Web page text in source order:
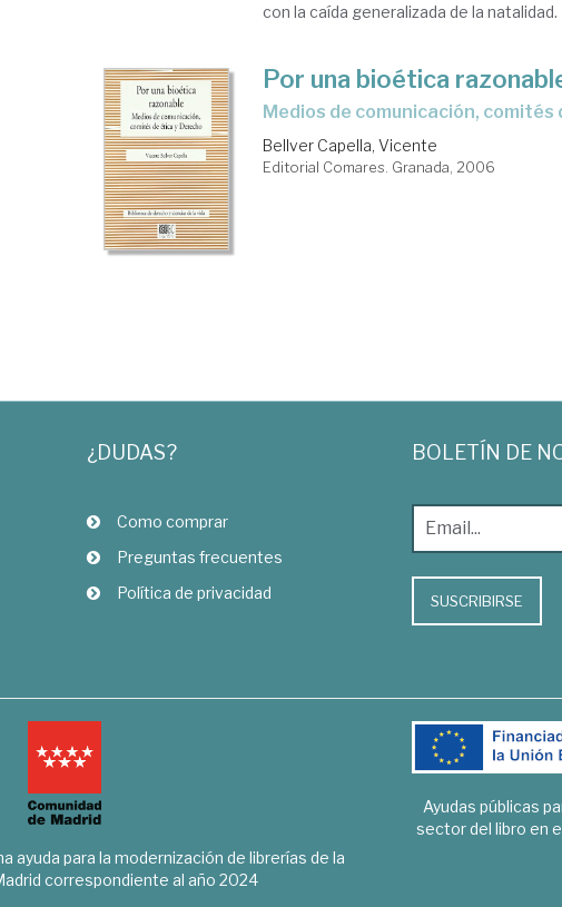
con la caída generalizada de la
Por una bioética
medios de comunicación,
Bellver Capella, Vicente
Editorial Comares. Granada, 2006
¿DUDAS?
Como comprar
Preguntas frecuentes
Política de privacidad
BOLETÍN DE
SUSCRIBIRSE
ayuda para la modernización de librerías de la
correspondiente al año 2024
Ayudas públicas
sector del libro en